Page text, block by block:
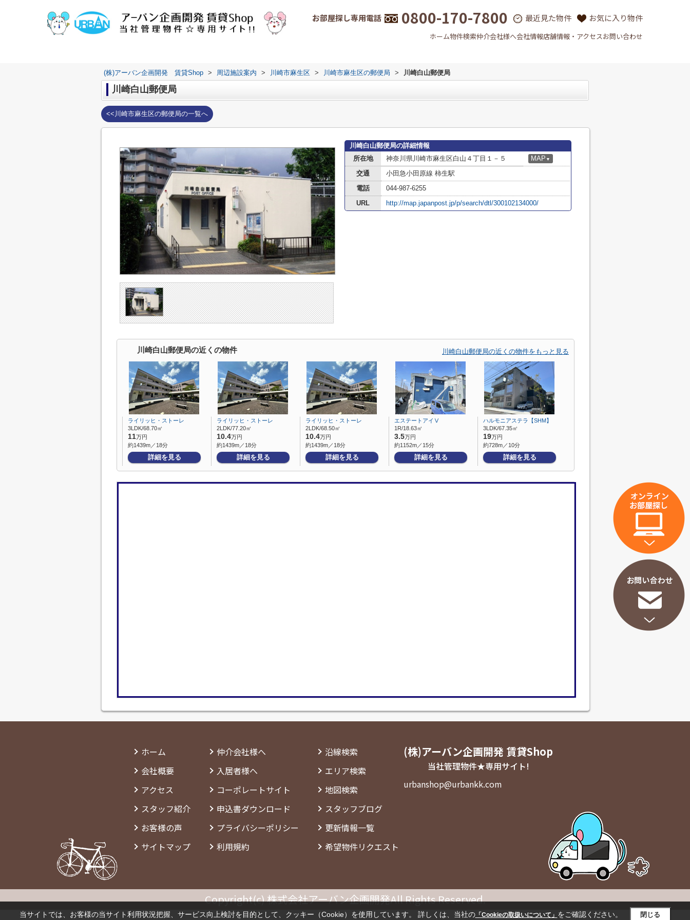
お部屋探し専用電話 0800-170-7800 最近見た物件 お気に入り物件
ホーム物件検索仲介会社様へ会社情報店舗情報・アクセスお問い合わせ
(株)アーバン企画開発 賃貸Shop > 周辺施設案内 > 川崎市麻生区 > 川崎市麻生区の郵便局 > 川崎白山郵便局
川崎白山郵便局
<<川崎市麻生区の郵便局の一覧へ
川崎白山郵便局の詳細情報
所在地
神奈川県川崎市麻生区白山４丁目１－５ MAP ▼
交通
小田急小田原線 柿生駅
電話
044-987-6255
URL
http://map.japanpost.jp/p/search/dtl/300102134000/
川崎白山郵便局の近くの物件 川崎白山郵便局の近くの物件をもっと見る
ライリッヒ・ストーレ
3LDK/68.70㎡
11万円
約1439m／18分
詳細を見る
ライリッヒ・ストーレ
2LDK/77.20㎡
10.4万円
約1439m／18分
詳細を見る
ライリッヒ・ストーレ
2LDK/68.50㎡
10.4万円
約1439m／18分
詳細を見る
エステートアイⅤ
1R/18.63㎡
3.5万円
約1152m／15分
詳細を見る
ハルモニアステラ【SHM】
3LDK/67.35㎡
19万円
約728m／10分
詳細を見る
ホーム
会社概要
アクセス
スタッフ紹介
お客様の声
サイトマップ
仲介会社様へ
入居者様へ
コーポレートサイト
申込書ダウンロード
プライバシーポリシー
利用規約
沿線検索
エリア検索
地図検索
スタッフブログ
更新情報一覧
希望物件リクエスト
(株)アーバン企画開発 賃貸Shop
当社管理物件★専用サイト!
urbanshop@urbankk.com
Copyright(c) 株式会社アーバン企画開発All Rights Reserved.
当サイトでは、お客様の当サイト利用状況把握、サービス向上検討を目的として、クッキー（Cookie）を使用しています。 詳しくは、当社の「Cookieの取扱いについて」 をご確認ください。 閉じる